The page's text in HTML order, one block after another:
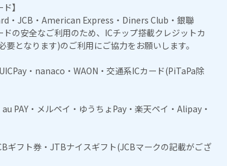
】
・JCB・American Express・Diners Club・銀聯
の安全なご利用のため、ICチップ搭載クレジットカ
要となります)のご利用にご協力をお願いします。
・nanaco・WAON・交通系ICカード(PiTaPa除
PAY・メルペイ・ゆうちょPay・楽天ペイ・Alipay・
ギフト券・JTBナイスギフト(JCBマークの記載がござ